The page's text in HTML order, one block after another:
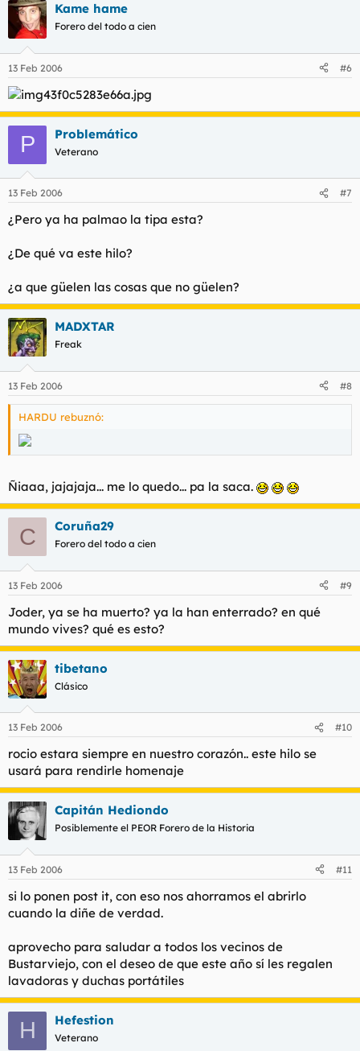
Kame hame
Forero del todo a cien
13 Feb 2006 #6
P Problemático
Veterano
13 Feb 2006 #7
¿Pero ya ha palmao la tipa esta?
¿De qué va este hilo?
¿a que güelen las cosas que no güelen?
MADXTAR
Freak
13 Feb 2006 #8
HARDU rebuznó:
Ñiaaa, jajajaja... me lo quedo... pa la saca.
C Coruña29
Forero del todo a cien
13 Feb 2006 #9
Joder, ya se ha muerto? ya la han enterrado? en qué
mundo vives? qué es esto?
tibetano
Clásico
13 Feb 2006 #10
rocio estara siempre en nuestro corazón.. este hilo se
usará para rendirle homenaje
Capitán Hediondo
Posiblemente el PEOR Forero de la Historia
13 Feb 2006 #11
si lo ponen post it, con eso nos ahorramos el abrirlo
cuando la diñe de verdad.
aprovecho para saludar a todos los vecinos de
Bustarviejo, con el deseo de que este año sí les regalen
lavadoras y duchas portátiles
H Hefestion
Veterano